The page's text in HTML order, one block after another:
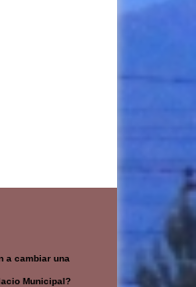
a cambiar una
Municipal?